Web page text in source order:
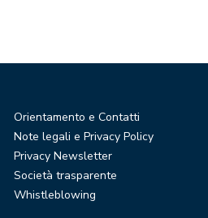
Orientamento e Contatti
Note legali e Privacy Policy
Privacy Newsletter
Società trasparente
Whistleblowing